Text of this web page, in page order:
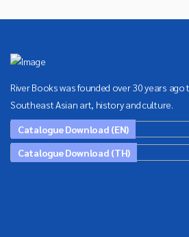
River Books was founded over 30 years
Southeast Asian art, history and culture.
Catalogue Download (EN)
Catalogue Download (TH)